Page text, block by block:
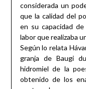
considerada un
que la calidad del
en su capacidad
labor que realizaba
Según lo relata
granja de Baugi
hidromiel de la
obtenido de los